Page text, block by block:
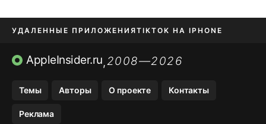
УДАЛЕННЫЕ ПРИЛОЖЕНИЯTIKTOK НА IPHONE
ПРИЛОЖЕНИЯ БЕЗ APP STORE
AppleInsider.ru,2008—2026
Темы Авторы О проекте Контакты
Реклама